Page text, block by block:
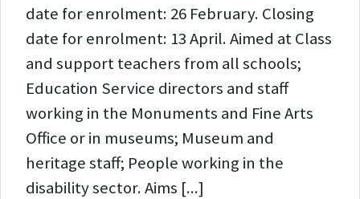
date for enrolment: 26 February. Closing
date for enrolment: 13 April. Aimed at Class
and support teachers from all schools;
Education Service directors and staff
working in the Monuments and Fine Arts
Office or in museums; Museum and
heritage staff; People working in the
disability sector. Aims [...]